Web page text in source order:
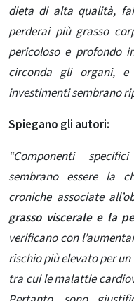
dieta di alta qualità,
perderai più grasso
pericoloso e profondo
circonda gli organi, e
investimenti sembrano
Spiegano gli autori:
“Componenti
sembrano essere la
croniche associate
grasso viscerale e la
verificano con
rischio più elevato per
tra cui le malattie